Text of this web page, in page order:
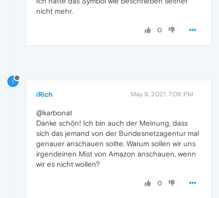
nicht mehr.
0
I
iRich May 9, 2021, 7:08 PM
@karbonat
Danke schön! Ich bin auch der Meinung, dass
sich das jemand von der Bundesnetzagentur mal
genauer anschauen sollte. Warum sollen wir uns
irgendeinen Mist von Amazon anschauen, wenn
wir es nicht wollen?
0